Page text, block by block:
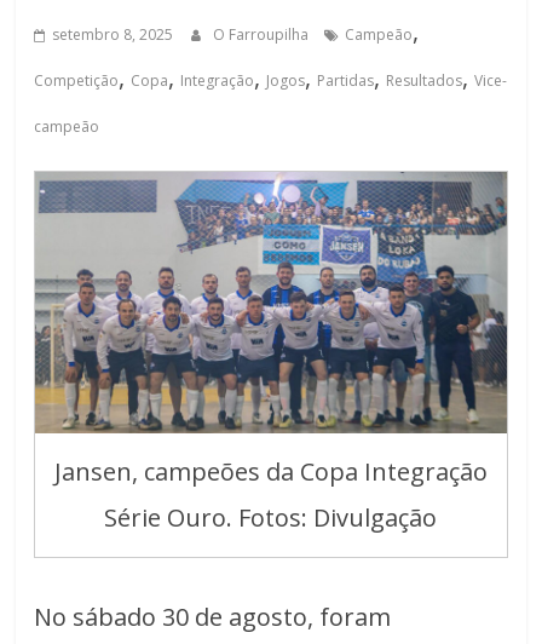
setembro 8, 2025 O Farroupilha Campeão,
Competição, Copa, Integração, Jogos, Partidas, Resultados,Vice-
campeão
Jansen, campeões da Copa Integração
Série Ouro. Fotos: Divulgação
No sábado 30 de agosto, foram